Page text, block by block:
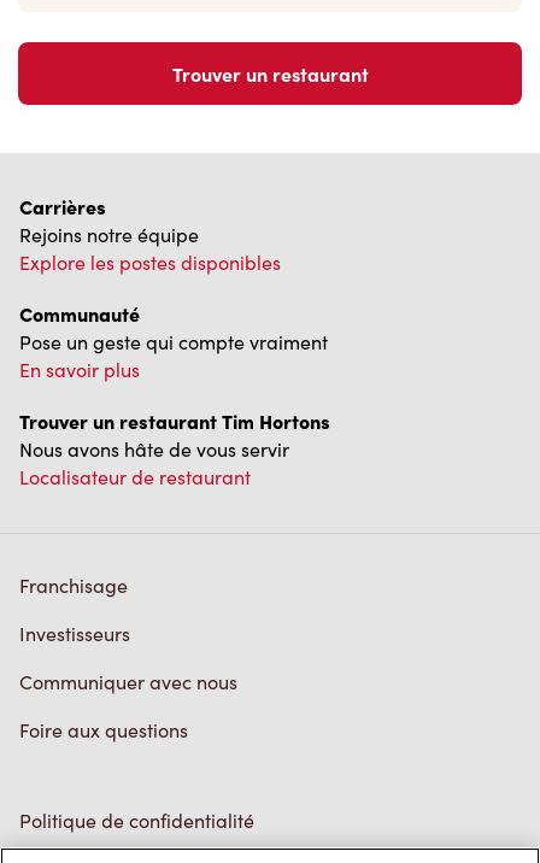
Trouver un restaurant
Carrières
Rejoins notre équipe
Explore les postes disponibles
Communauté
Pose un geste qui compte vraiment
En savoir plus
Trouver un restaurant Tim Hortons
Nous avons hâte de vous servir
Localisateur de restaurant
Franchisage
Investisseurs
Communiquer avec nous
Foire aux questions
Politique de confidentialité